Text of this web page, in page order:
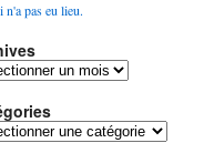
n'a pas eu lieu.